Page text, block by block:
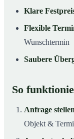
Klare
Flexible
Wunschtermin
Saubere
So
Anfrage stellen
Objekt &